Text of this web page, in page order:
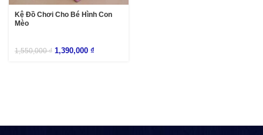
Kệ Đồ Chơi Cho Bé Hình Con
Mèo
1,550,000₫ 1,390,000 ₫